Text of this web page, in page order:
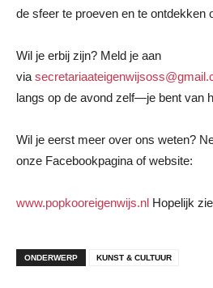
de sfeer te proeven en te ontdekken
Wil je erbij zijn? Meld je aan
via
langs op de avond zelf—je bent van
Wil je eerst meer over ons weten?
onze Facebookpagina of website:
www.popkooreigenwijs.nl Hopelijk
ONDERWERP KUNST & CULTUUR